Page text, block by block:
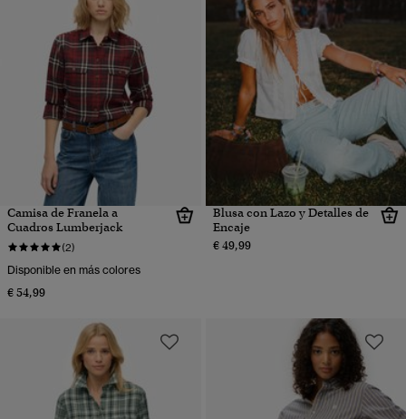
Camisa de Franela a
Cuadros Lumberjack
(2)
Disponible en más colores
€ 54,99
Blusa con Lazo y Detalles de
Encaje
€ 49,99